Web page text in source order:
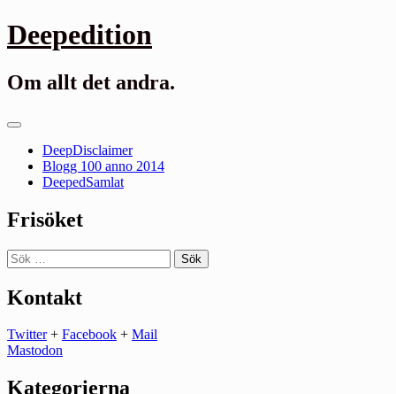
Gå
till
Deepedition
Om allt det andra.
Primär
DeepDisclaimer
Blogg 100 anno 2014
DeepedSamlat
Frisöket
Sök
efter:
Kontakt
Twitter+ Facebook + Mail
Mastodon
Kategorierna